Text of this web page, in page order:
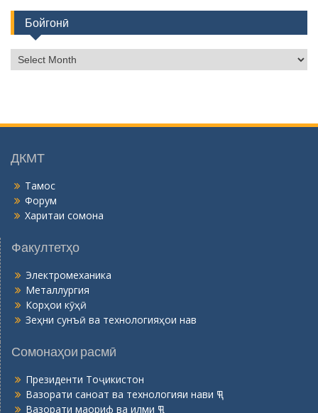
Бойгонӣ
о
н
ДКМТ
Тамос
Форум
Харитаи сомона
Факултетҳо
Электромеханика
Металлургия
Корҳои кӯҳӣ
Зеҳни сунъӣ ва технологияҳои нав
Сомонаҳои расмӣ
Президенти Тоҷикистон
Вазорати саноат ва технологияи нави ҶТ
Вазорати маориф ва илми ҶТ